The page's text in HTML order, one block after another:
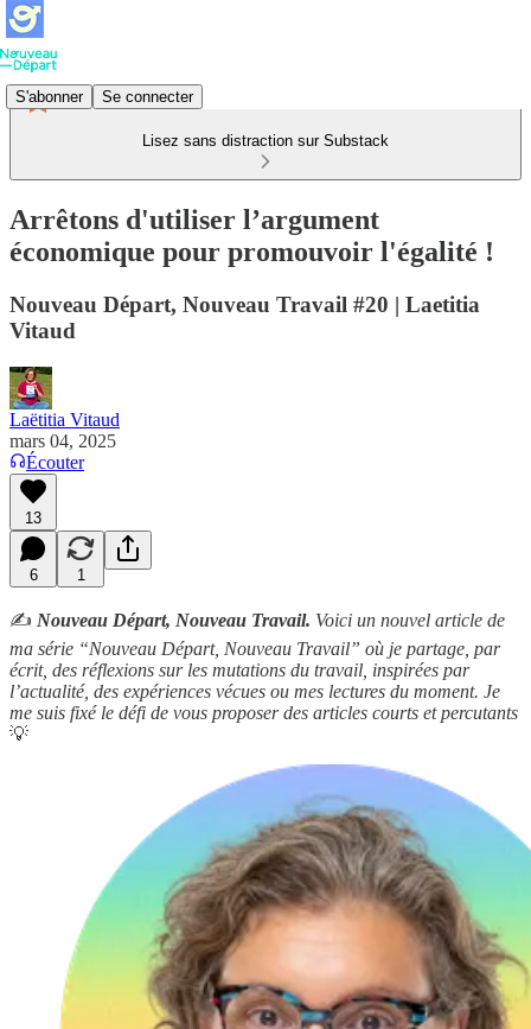
S'abonner Se connecter
Lisez sans distraction sur Substack
Arrêtons d'utiliser l’argument
économique pour promouvoir l'égalité !
Nouveau Départ, Nouveau Travail #20 | Laetitia
Vitaud
Laëtitia Vitaud
mars 04, 2025
Écouter
13
6 1
✍️ Nouveau Départ, Nouveau Travail. Voici un nouvel article de
ma série “Nouveau Départ, Nouveau Travail” où je partage, par
écrit, des réflexions sur les mutations du travail, inspirées par
l’actualité, des expériences vécues ou mes lectures du moment. Je
me suis fixé le défi de vous proposer des articles courts et percutants
💡